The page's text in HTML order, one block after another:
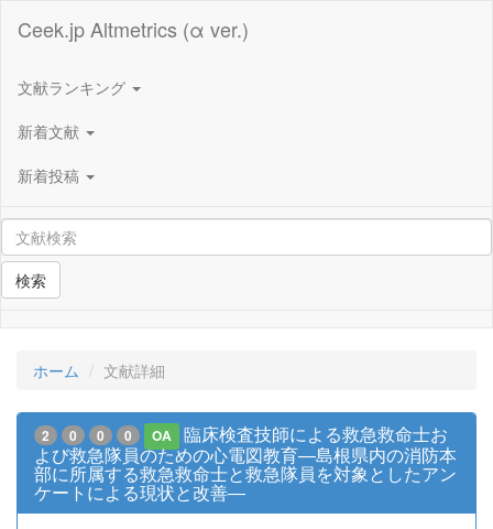
Ceek.jp Altmetrics (α ver.)
文献ランキング
新着文献
新着投稿
検索
ホーム 文献詳細
2 0 0 0 OA
臨床検査技師による救急救命士お
よび救急隊員のための心電図教育―島根県内の消防本
部に所属する救急救命士と救急隊員を対象としたアン
ケートによる現状と改善―